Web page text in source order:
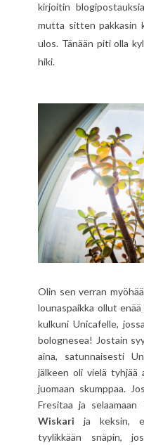
kirjoitin
mutta sitten pakkasin
ulos. Tänään piti olla
hiki.
Olin sen verran
lounaspaikka ollut
kulkuni Unicafelle,
bolognesea! Jostain
aina, satunnaisesti
jälkeen oli vielä tyhjää
juomaan skumppaa.
Fresitaa ja
Wiskari ja keksin,
tyylikkään snäpin,